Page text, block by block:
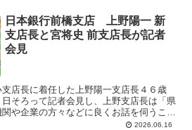
日本銀行前橋支店 上野陽一 新
支店長と宮将史 前支店長が記者
会見
店長に着任した上野陽一支店長４６歳
そろって記者会見し、上野支店長は「県
や企業の方々などに良くお話を伺うこと
」などと意気込みを語りました。 ...2026.06.16